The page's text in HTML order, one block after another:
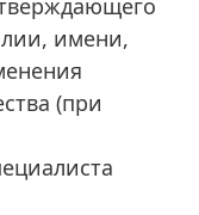
имени,
(при